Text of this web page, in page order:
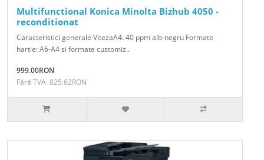
Multifunctional Konica Minolta Bizhub 4050 -
reconditionat
Caracteristici generale VitezaA4: 40 ppm alb-negru Formate
hartie: A6-A4 si formate customiz..
999.00RON
Fără TVA: 825.62RON